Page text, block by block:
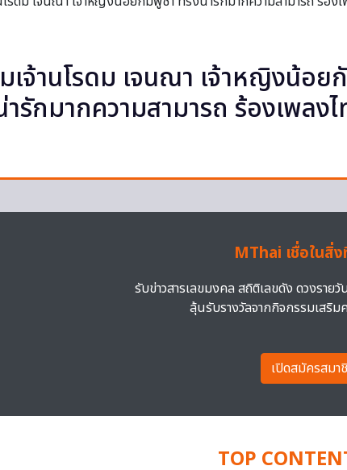
เจ้านโรดม เจนณา เจ้าหญิงน้อย
ารักมากความสามารถ ร้องเพลง
MThai เชื่อในสิ่
รับข่าวสารเลขมงคล สถิติเลขดัง ดวงราย
ลุ้นรับรางวัลจากกิจกรรมเสริ
เปิดสมัครสมา
TOP